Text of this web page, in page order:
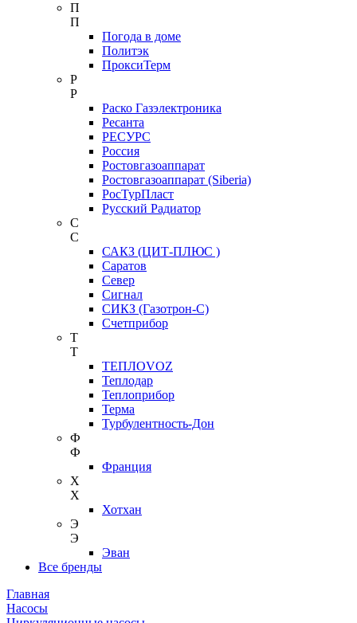
П
П
Погода в доме
Политэк
ПроксиТерм
Р
Р
Раско Газэлектроника
Ресанта
РЕСУРС
Россия
Ростовгазоаппарат
Ростовгазоаппарат (Siberia)
РосТурПласт
Русский Радиатор
С
С
САКЗ (ЦИТ-ПЛЮС )
Саратов
Север
Сигнал
СИКЗ (Газотрон-С)
Счетприбор
Т
Т
ТЕПЛОVOZ
Теплодар
Теплоприбор
Терма
Турбулентность-Дон
Ф
Ф
Франция
Х
Х
Хотхан
Э
Э
Эван
Все бренды
Главная
Насосы